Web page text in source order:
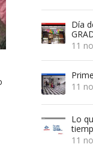
Día
11
11
Lo
11